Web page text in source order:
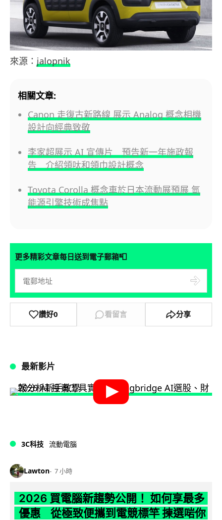
來源： jalopnik
相關文章:
Canon 走復古新路線 展示 Analog 概念相機
設計向經典致敬
李家超展示 AI 宣傳片 預告新一年施政報
告 介紹領呔和領巾設計概念
Toyota Corolla 概念車於日本流動展預展 氫
能源引擎技術成焦點
更多精彩文章每日送到電子郵箱📮
讚好0 看留言 分享
最新影片
3C科技 流動電腦
Lawton 7 小時
2026 買電腦新趨勢公開！ 如何享最多
優惠 從極致便攜到電競標竿 揀選啱你